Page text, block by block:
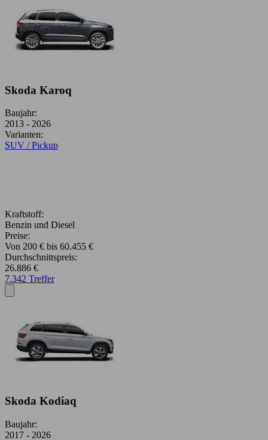
Skoda Karoq
Baujahr:
2013 - 2026
Varianten:
SUV / Pickup
Kraftstoff:
Benzin und Diesel
Preise:
Von 200 € bis 60.455 €
Durchschnittspreis:
26.886 €
7.342 Treffer
Skoda Kodiaq
Baujahr:
2017 - 2026